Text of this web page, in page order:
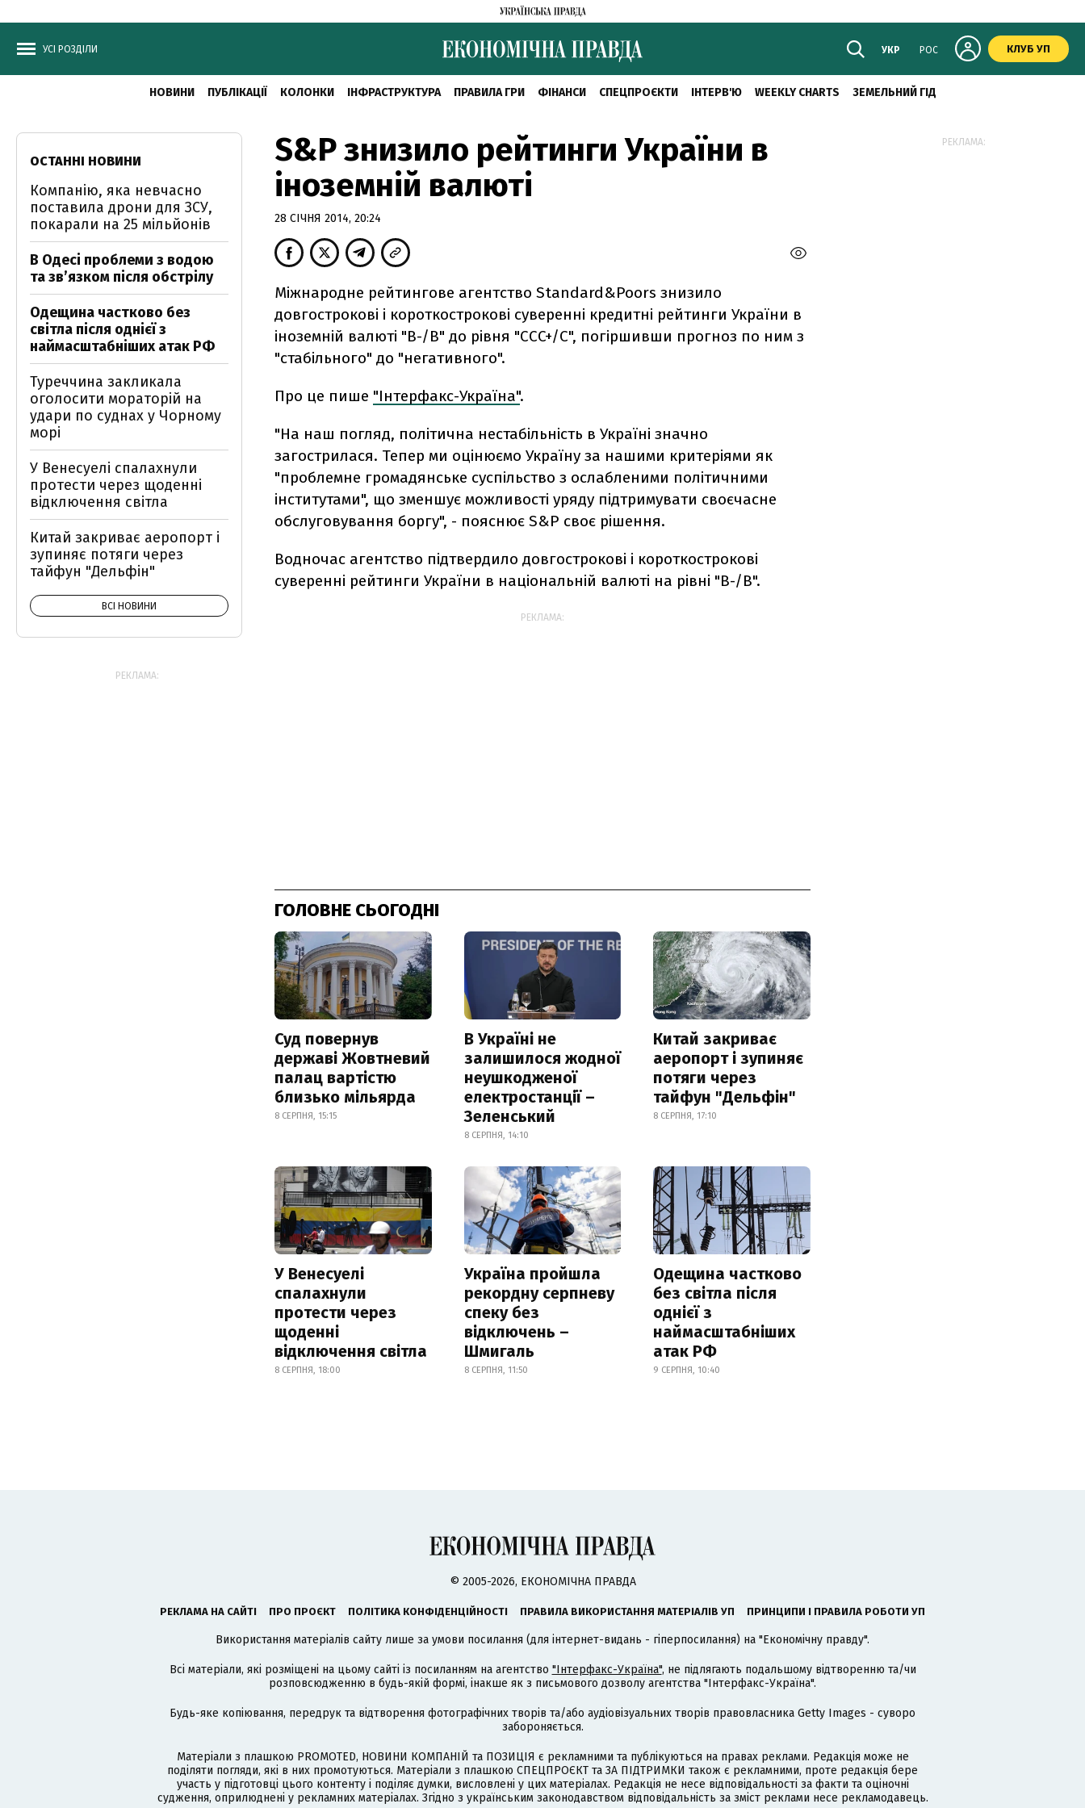
УСІ РОЗДІЛИ УКР РОС КЛУБ УП
НОВИНИ ПУБЛІКАЦІЇ КОЛОНКИ ІНФРАСТРУКТУРА ПРАВИЛА ГРИ ФІНАНСИ СПЕЦПРОЄКТИ ІНТЕРВ'Ю WEEKLY CHARTS ЗЕМЕЛЬНИЙ ГІД
S&P знизило рейтинги України в
іноземній валюті
28 СІЧНЯ 2014, 20:24
Міжнародне рейтингове агентство Standard&Poors знизило
довгострокові і короткострокові суверенні кредитні рейтинги України в
іноземній валюті "B-/B" до рівня "CCC+/С", погіршивши прогноз по ним з
"стабільного" ​​до "негативного".
Про це пише "Інтерфакс-Україна".
"На наш погляд, політична нестабільність в Україні значно
загострилася. Тепер ми оцінюємо Україну за нашими критеріями як
"проблемне громадянське суспільство з ослабленими політичними
інститутами", що зменшує можливості уряду підтримувати своєчасне
обслуговування боргу", - пояснює S&P своє рішення.
Водночас агентство підтвердило довгострокові і короткострокові
суверенні рейтинги України в національній валюті на рівні "B-/B".
РЕКЛАМА:
ГОЛОВНЕ СЬОГОДНІ
Суд повернув
державі Жовтневий
палац вартістю
близько мільярда
8 СЕРПНЯ, 15:15
В Україні не
залишилося жодної
неушкодженої
електростанції –
Зеленський
8 СЕРПНЯ, 14:10
Китай закриває
аеропорт і зупиняє
потяги через
тайфун "Дельфін"
8 СЕРПНЯ, 17:10
У Венесуелі
спалахнули
протести через
щоденні
відключення світла
8 СЕРПНЯ, 18:00
Україна пройшла
рекордну серпневу
спеку без
відключень –
Шмигаль
8 СЕРПНЯ, 11:50
Одещина частково
без світла після
однієї з
наймасштабніших
атак РФ
9 СЕРПНЯ, 10:40
ОСТАННІ НОВИНИ
Компанію, яка невчасно
поставила дрони для ЗСУ,
покарали на 25 мільйонів
В Одесі проблеми з водою
та звʼязком після обстрілу
Одещина частково без
світла після однієї з
наймасштабніших атак РФ
Туреччина закликала
оголосити мораторій на
удари по суднах у Чорному
морі
У Венесуелі спалахнули
протести через щоденні
відключення світла
Китай закриває аеропорт і
зупиняє потяги через
тайфун "Дельфін"
ВСІ НОВИНИ
РЕКЛАМА:
РЕКЛАМА:
© 2005-2026, ЕКОНОМІЧНА ПРАВДА
РЕКЛАМА НА САЙТІ ПРО ПРОЄКТ ПОЛІТИКА КОНФІДЕНЦІЙНОСТІ ПРАВИЛА ВИКОРИСТАННЯ МАТЕРІАЛІВ УП ПРИНЦИПИ І ПРАВИЛА РОБОТИ УП
Використання матеріалів сайту лише за умови посилання (для інтернет-видань - гіперпосилання) на "Економічну правду".
Всі матеріали, які розміщені на цьому сайті із посиланням на агентство "Інтерфакс-Україна", не підлягають подальшому відтворенню та/чи
розповсюдженню в будь-якій формі, інакше як з письмового дозволу агентства "Інтерфакс-Україна".
Будь-яке копіювання, передрук та відтворення фотографічних творів та/або аудіовізуальних творів правовласника Getty Images - суворо
забороняється.
Матеріали з плашкою PROMOTED, НОВИНИ КОМПАНІЙ та ПОЗИЦІЯ є рекламними та публікуються на правах реклами. Редакція може не
поділяти погляди, які в них промотуються. Матеріали з плашкою СПЕЦПРОЄКТ та ЗА ПІДТРИМКИ також є рекламними, проте редакція бере
участь у підготовці цього контенту і поділяє думки, висловлені у цих матеріалах. Редакція не несе відповідальності за факти та оціночні
судження, оприлюднені у рекламних матеріалах. Згідно з українським законодавством відповідальність за зміст реклами несе рекламодавець.